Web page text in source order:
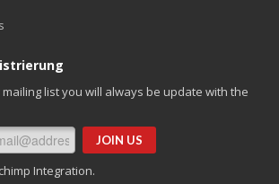
list you will always be update with the
Integration.